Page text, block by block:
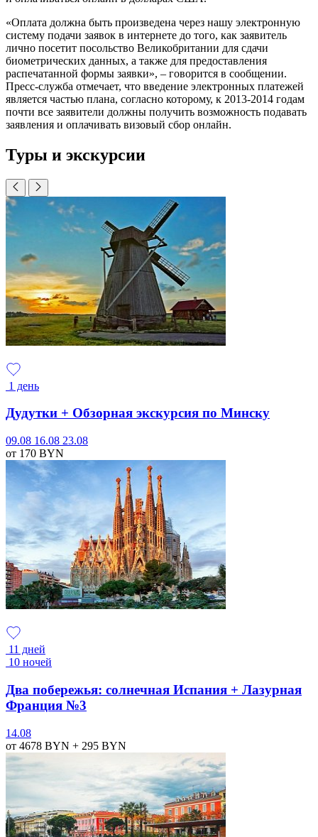
«Оплата должна быть произведена через нашу электронную
систему подачи заявок в интернете до того, как заявитель
лично посетит посольство Великобритании для сдачи
биометрических данных, а также для предоставления
распечатанной формы заявки», – говорится в сообщении.
Пресс-служба отмечает, что введение электронных платежей
является частью плана, согласно которому, к 2013-2014 годам
почти все заявители должны получить возможность подавать
заявления и оплачивать визовый сбор онлайн.
Туры и экскурсии
1 день
Дудутки + Обзорная экскурсия по Минску
09.08 16.08 23.08
от 170 BYN
11 дней
10 ночей
Два побережья: солнечная Испания + Лазурная
Франция №3
14.08
от 4678 BYN + 295 BYN